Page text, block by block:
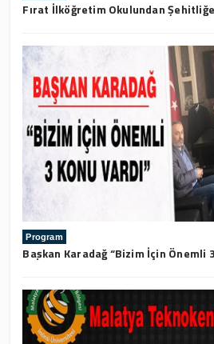
Fırat İlköğretim Okulundan
Program
Başkan Karadağ “Bizim İçin Önemli